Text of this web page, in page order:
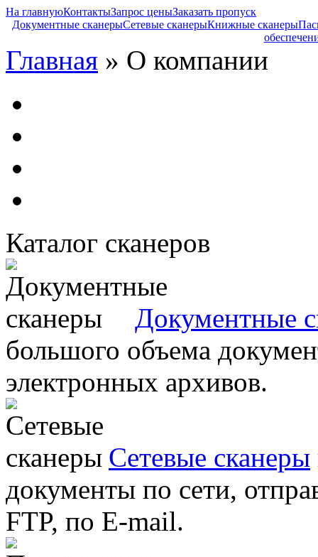
На главнуюКонтактыЗапрос ценыЗаказать пропуск
Документные сканерыСетевые сканерыКнижные сканеры
Главная » О компании
Каталог сканеров
Документные
большого объема
электронных архивов.
Сетевые сканеры
документы по сети,
FTP, по E-mail.